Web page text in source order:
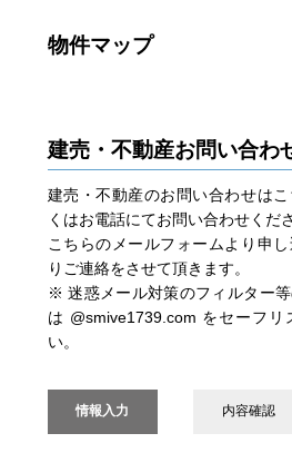
物件マップ
建売・不動産お問い合わ
建売・不動産のお問い合わせは
くはお電話にてお問い合わせくださ
こちらのメールフォームより申
りご連絡をさせて頂きます。
※ 迷惑メール対策のフィルター
は @smive1739.com をセーフリ
い。
情報入力 内容確認